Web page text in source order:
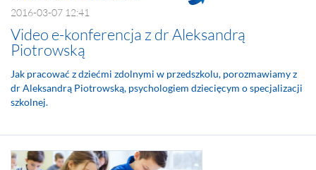
2016-03-07 12:41
Video e-konferencja z dr Aleksandrą
Piotrowską
Jak pracować z dziećmi zdolnymi w przedszkolu, porozmawiamy z
dr Aleksandrą Piotrowską, psychologiem dziecięcym o specjalizacji
szkolnej.